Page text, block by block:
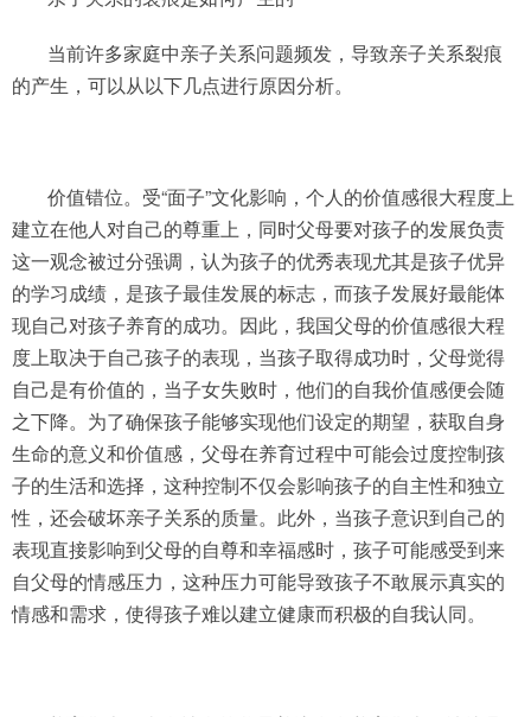
当前许多家庭中亲子关系问题频发，导致亲子关系裂痕
的产生，可以从以下几点进行原因分析。
价值错位。受“面子”文化影响，个人的价值感很大程度上
建立在他人对自己的尊重上，同时父母要对孩子的发展负责
这一观念被过分强调，认为孩子的优秀表现尤其是孩子优异
的学习成绩，是孩子最佳发展的标志，而孩子发展好最能体
现自己对孩子养育的成功。因此，我国父母的价值感很大程
度上取决于自己孩子的表现，当孩子取得成功时，父母觉得
自己是有价值的，当子女失败时，他们的自我价值感便会随
之下降。为了确保孩子能够实现他们设定的期望，获取自身
生命的意义和价值感，父母在养育过程中可能会过度控制孩
子的生活和选择，这种控制不仅会影响孩子的自主性和独立
性，还会破坏亲子关系的质量。此外，当孩子意识到自己的
表现直接影响到父母的自尊和幸福感时，孩子可能感受到来
自父母的情感压力，这种压力可能导致孩子不敢展示真实的
情感和需求，使得孩子难以建立健康而积极的自我认同。